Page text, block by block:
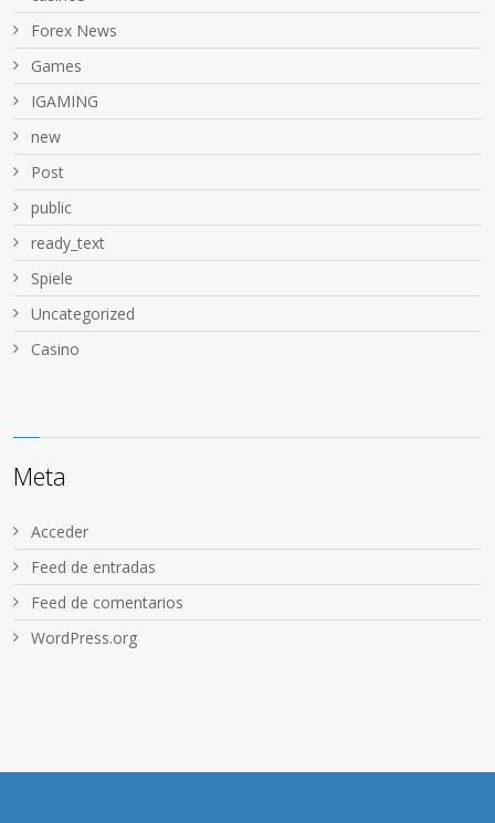
Forex News
Games
IGAMING
new
Post
public
ready_text
Spiele
Uncategorized
Сasino
Meta
Acceder
Feed de entradas
Feed de comentarios
WordPress.org